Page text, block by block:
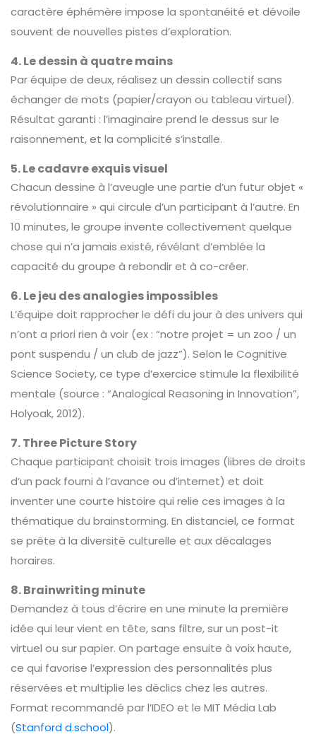
caractère éphémère impose la spontanéité et dévoile
souvent de nouvelles pistes d’exploration.
4. Le dessin à quatre mains
Par équipe de deux, réalisez un dessin collectif sans
échanger de mots (papier/crayon ou tableau virtuel).
Résultat garanti : l’imaginaire prend le dessus sur le
raisonnement, et la complicité s’installe.
5. Le cadavre exquis visuel
Chacun dessine à l’aveugle une partie d’un futur objet «
révolutionnaire » qui circule d’un participant à l’autre. En
10 minutes, le groupe invente collectivement quelque
chose qui n’a jamais existé, révélant d’emblée la
capacité du groupe à rebondir et à co-créer.
6. Le jeu des analogies impossibles
L’équipe doit rapprocher le défi du jour à des univers qui
n’ont a priori rien à voir (ex : “notre projet = un zoo / un
pont suspendu / un club de jazz”). Selon le Cognitive
Science Society, ce type d’exercice stimule la flexibilité
mentale (source : “Analogical Reasoning in Innovation”,
Holyoak, 2012).
7. Three Picture Story
Chaque participant choisit trois images (libres de droits
d’un pack fourni à l’avance ou d’internet) et doit
inventer une courte histoire qui relie ces images à la
thématique du brainstorming. En distanciel, ce format
se prête à la diversité culturelle et aux décalages
horaires.
8. Brainwriting minute
Demandez à tous d’écrire en une minute la première
idée qui leur vient en tête, sans filtre, sur un post-it
virtuel ou sur papier. On partage ensuite à voix haute,
ce qui favorise l’expression des personnalités plus
réservées et multiplie les déclics chez les autres.
Format recommandé par l’IDEO et le MIT Média Lab
(Stanford d.school).